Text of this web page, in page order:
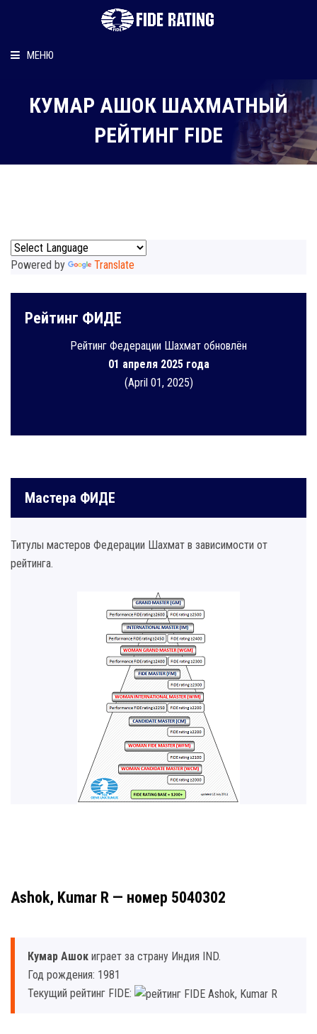
МЕНЮ
Рейтинг шахматиста
Персональный информер
КУМАР АШОК ШАХМАТНЫЙ
РЕЙТИНГ FIDE
Powered by Translate
Рейтинг ФИДЕ
Рейтинг Федерации Шахмат обновлён
01 апреля 2025 года
(April 01, 2025)
Мастера ФИДЕ
Титулы мастеров Федерации Шахмат в зависимости от
рейтинга.
Ashok, Kumar R — номер 5040302
Кумар Ашок играет за страну Индия IND.
Год рождения: 1981
Текущий рейтинг FIDE: